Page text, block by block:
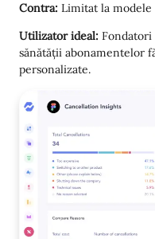
Contra: Limitat la modele
Utilizator ideal: Fondatori
sănătății abonamentelor
personalizate.